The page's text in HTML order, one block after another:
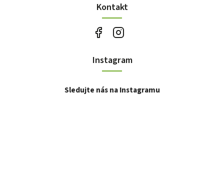
Kontakt
Instagram
Sledujte nás na Instagramu